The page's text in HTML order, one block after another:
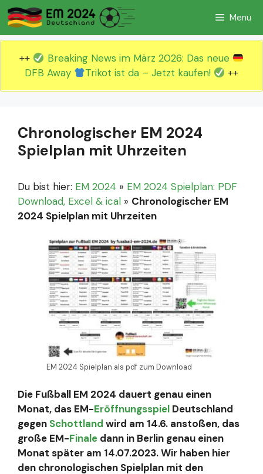
Zum
Inhalt
springen
Menü
++
Breaking News im März 2026: Das neue
DFB Away
Trikot ist da – Jetzt kaufen! ++
Chronologischer EM 2024
Spielplan mit Uhrzeiten
Du bist hier: EM 2024 » EM 2024 Spielplan: PDF
Download, Excel & ical » Chronologischer EM
2024 Spielplan mit Uhrzeiten
EM 2024 Spielplan als pdf zum Download
Die Fußball EM 2024 dauert genau einen
Monat, das EM-Eröffnungsspiel Deutschland
gegen Schottland wird am 14.6. anstoßen, das
große EM-Finale dann in Berlin genau einen
Monat später am 14.07.2023. Wir haben hier
den chronologischen Spielplan mit den